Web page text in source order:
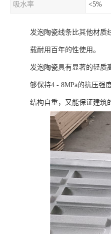
吸水率 <5%
发泡陶瓷线条比其他材质
载耐用百年的性使用。
发泡陶瓷具有显著的轻质
够保持4 - 8MPa的抗压强
结构自重，又能保证建筑